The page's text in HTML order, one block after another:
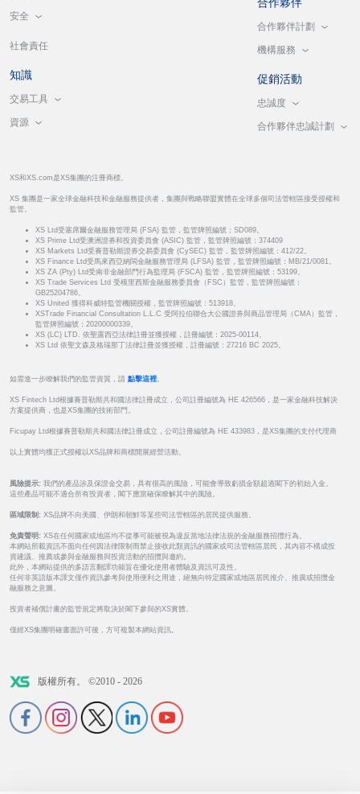
安全
社會責任
知識
交易工具
資源
合作夥伴計劃
機構服務
促銷活動
忠誠度
合作夥伴忠誠計劃
XS和XS.com是XS集團的注冊商標。
XS 集團是一家全球金融科技和金融服務提供者，集團與戰略聯盟實體在全球多個司法管轄區接受授權和
監管。
XS Ltd受塞席爾金融服務管理局 (FSA) 監管，監管牌照編號：SD089。
XS Prime Ltd受澳洲證券和投資委員會 (ASIC) 監管，監管牌照編號：374409
XS Markets Ltd受賽普勒斯證券交易委員會 (CySEC) 監管，監管牌照編號：412/22。
XS Finance Ltd受馬來西亞納閩金融服務管理局 (LFSA) 監管，監管牌照編號：MB/21/0081。
XS ZA (Pty) Ltd受南非金融部門行為監理局 (FSCA) 監管，監管牌照編號：53199。
XS Trade Services Ltd 受模里西斯金融服務委員會（FSC）監管，監管牌照編號：
GB25204786。
XS United 獲得科威特監管機關授權，監管牌照編號：513918。
XSTrade Financial Consultation L.L.C 受阿拉伯聯合大公國證券與商品管理局（CMA）監管，
監管牌照編號：20200000339。
XS (LC) LTD. 依聖露西亞法律註冊並獲授權，註冊編號：2025-00114。
XS Ltd 依聖文森及格瑞那丁法律註冊並獲授權，註冊編號：27216 BC 2025。
如需進一步瞭解我們的監管資質，請 點擊這裡。
XS Fintech Ltd根據賽普勒斯共和國法律註冊成立，公司註冊編號為 HE 426566，是一家金融科技解決
方案提供商，也是XS集團的技術部門。
Ficupay Ltd根據賽普勒斯共和國法律註冊成立，公司註冊編號為 HE 433983，是XS集團的支付代理商
以上實體均獲正式授權以XS品牌和商標開展經營活動。
風險提示: 我們的產品涉及保證金交易，具有很高的風險，可能會導致虧損金額超過閣下的初始入金。
這些產品可能不適合所有投資者，閣下應當確保瞭解其中的風險。
區域限制: XS品牌不向美國、伊朗和朝鮮等某些司法管轄區的居民提供服務。
免責聲明: XS在任何國家或地區均不從事可能被視為違反當地法律法規的金融服務招攬行為。
本網站所載資訊不面向任何因法律限制而禁止接收此類資訊的國家或司法管轄區居民，其內容不構成投
資建議、推薦或參與金融服務與投資活動的招攬與邀約。
此外，本網站提供的多語言翻譯功能旨在優化使用者體驗及資訊可及性。
任何非英語版本譯文僅作資訊參考與使用便利之用途，絕無向特定國家或地區居民推介、推廣或招攬金
融服務之意圖。
投資者補償計畫的監管規定將取決於閣下參與的XS實體。
僅經XS集團明確書面許可後，方可複製本網站資訊。
版權所有。 ©2010 - 2026